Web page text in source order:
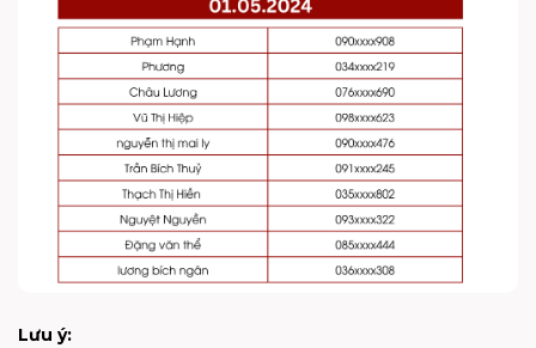
Lưu ý: